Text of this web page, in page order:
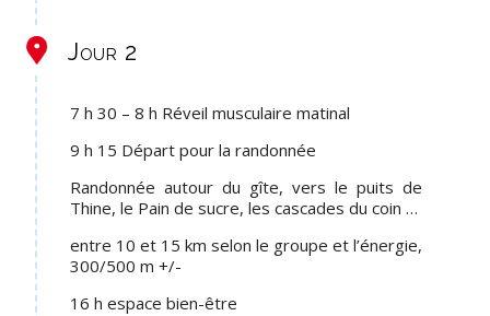
Jour 2
7 h 30 – 8 h Réveil musculaire matinal
9 h 15 Départ pour la randonnée
Randonnée autour du gîte, vers le puits de
Thine, le Pain de sucre, les cascades du coin …
entre 10 et 15 km selon le groupe et l’énergie,
300/500 m +/-
16 h espace bien-être